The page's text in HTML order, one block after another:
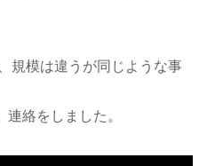
規模は違うが同じような事
絡をしました。